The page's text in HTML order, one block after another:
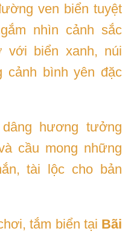
ven biển tuyệt
nhìn cảnh sắc
với biển xanh, núi
cảnh bình yên đặc
hương tưởng
cầu mong những
tài lộc cho bản
tắm biển tại Bãi